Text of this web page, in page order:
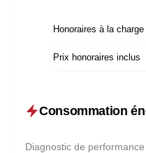
Honoraires à la charge
Prix honoraires inclus
Consommation
Diagnostic de